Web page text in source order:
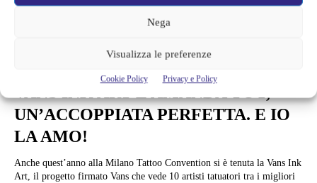
Nega
Visualizza le preferenze
Cookie Policy Privacy e Policy
VANS INK ART E AMANDA TOY,
UN’ACCOPPIATA PERFETTA. E IO
LA AMO!
Anche quest’anno alla Milano Tattoo Convention si è tenuta la Vans Ink
Art, il progetto firmato Vans che vede 10 artisti tatuatori tra i migliori